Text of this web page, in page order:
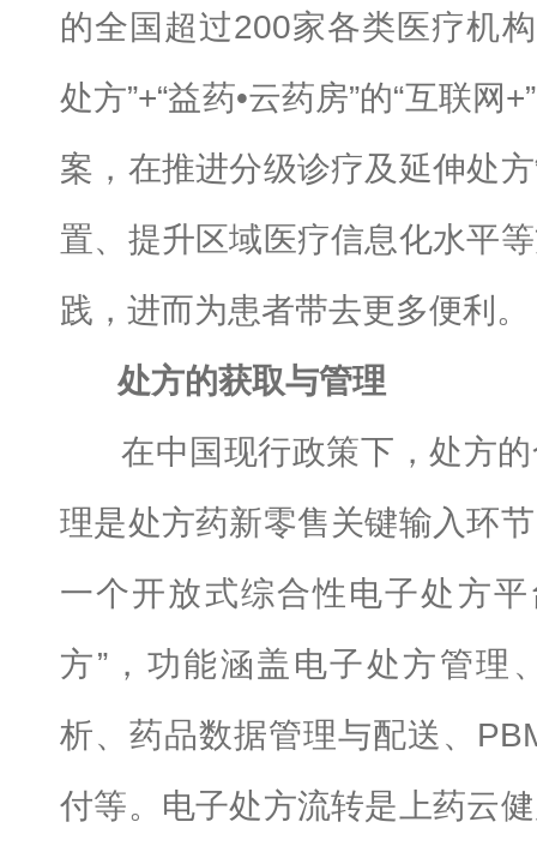
的全国超过200家各类医疗机
处方”+“益药•云药房”的“互联网
案，在推进分级诊疗及延伸处
置、提升区域医疗信息化水平
践，进而为患者带去更多便利。
处方的获取与管理
在中国现行政策下，处方的
理是处方药新零售关键输入环
一个开放式综合性电子处方
方”，功能涵盖电子处方管理
析、药品数据管理与配送、
付等。电子处方流转是上药云